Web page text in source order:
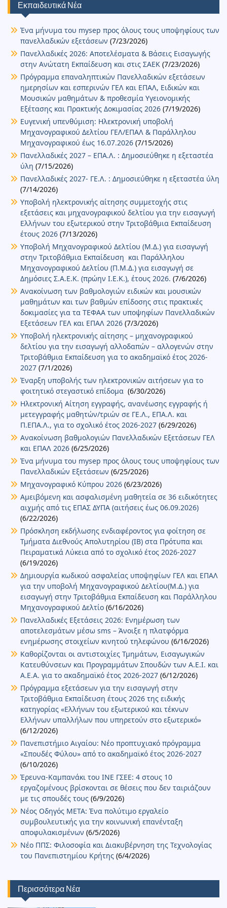
ε
Εκπαιδευτικά Νέα
Ένα μήνυμα του mysep προς όλους τους υποψηφίους των
πανελλαδικών εξετάσεων (7/23/2026)
Πανελλαδικές 2026: Αποτελέσματα & Βάσεις Εισαγωγής
στην Ανώτατη Εκπαίδευση και στις ΣΑΕΚ (7/23/2026)
Πρόγραμμα επαναληπτικών Πανελλαδικών εξετάσεων
ημερησίων και εσπερινών ΓΕΛ και ΕΠΑΛ, Ειδικών και
Μουσικών μαθημάτων & προθεσμία Υγειονομικής
Εξέτασης και Πρακτικής Δοκιμασίας 2026 (7/19/2026)
Ευγενική υπενθύμιση: Ηλεκτρονική υποβολή
Μηχανογραφικού Δελτίου ΓΕΛ/ΕΠΑΛ & Παράλληλου
Μηχανογραφικού έως 16.07.2026 (7/15/2026)
Πανελλαδικές 2027 – ΕΠΑ.Λ. : Δημοσιεύθηκε η εξεταστέα
ύλη (7/15/2026)
Πανελλαδικές 2027- ΓΕ.Λ. : Δημοσιεύθηκε η εξεταστέα ύλη
(7/14/2026)
Υποβολή ηλεκτρονικής αίτησης συμμετοχής στις
εξετάσεις και μηχανογραφικού δελτίου για την εισαγωγή
Ελλήνων του εξωτερικού στην Τριτοβάθμια Εκπαίδευση
έτους 2026 (7/13/2026)
Υποβολή Μηχανογραφικού Δελτίου (Μ.Δ.) για εισαγωγή
στην Τριτοβάθμια Εκπαίδευση και Παράλληλου
Μηχανογραφικού Δελτίου (Π.Μ.Δ.) για εισαγωγή σε
Δημόσιες Σ.Α.Ε.Κ. (πρώην Ι.Ε.Κ.), έτους 2026. (7/6/2026)
Ανακοίνωση των βαθμολογιών ειδικών και μουσικών
μαθημάτων και των βαθμών επίδοσης στις πρακτικές
δοκιμασίες για τα ΤΕΦΑΑ των υποψηφίων Πανελλαδικών
Εξετάσεων ΓΕΛ και ΕΠΑΛ 2026 (7/3/2026)
Υποβολή ηλεκτρονικής αίτησης – μηχανογραφικού
δελτίου για την εισαγωγή αλλοδαπών – αλλογενών στην
Τριτοβάθμια Εκπαίδευση για το ακαδημαϊκό έτος 2026-
2027 (7/1/2026)
Έναρξη υποβολής των ηλεκτρονικών αιτήσεων για το
φοιτητικό στεγαστικό επίδομα (6/30/2026)
Ηλεκτρονική Αίτηση εγγραφής, ανανέωσης εγγραφής ή
μετεγγραφής μαθητών/τριών σε ΓΕ.Λ., ΕΠΑ.Λ. και
Π.ΕΠΑ.Λ., για το σχολικό έτος 2026-2027 (6/29/2026)
Ανακοίνωση βαθμολογιών Πανελλαδικών Εξετάσεων ΓΕΛ
και ΕΠΑΛ 2026 (6/25/2026)
Ένα μήνυμα του mysep προς όλους τους υποψηφίους των
Πανελλαδικών Εξετάσεων (6/25/2026)
Μηχανογραφικό Κύπρου 2026 (6/23/2026)
Αμειβόμενη και ασφαλισμένη μαθητεία σε 36 ειδικότητες
αιχμής από τις ΕΠΑΣ ΔΥΠΑ (αιτήσεις έως 06.09.2026)
(6/22/2026)
Πρόσκληση εκδήλωσης ενδιαφέροντος για φοίτηση σε
Τμήματα Διεθνούς Απολυτηρίου (IB) στα Πρότυπα και
Πειραματικά Λύκεια από το σχολικό έτος 2026-2027
(6/19/2026)
Δημιουργία κωδικού ασφαλείας υποψηφίων ΓΕΛ και ΕΠΑΛ
για την υποβολή Μηχανογραφικού Δελτίου(Μ.Δ.) για
εισαγωγή στην Τριτοβάθμια Εκπαίδευση και Παράλληλου
Μηχανογραφικού Δελτίο (6/16/2026)
Πανελλαδικές Εξετάσεις 2026: Ενημέρωση των
αποτελεσμάτων μέσω sms – Άνοιξε η πλατφόρμα
ενημέρωσης στοιχείων κινητού τηλεφώνου (6/16/2026)
Καθορίζονται οι αντιστοιχίες Τμημάτων, Εισαγωγικών
Κατευθύνσεων και Προγραμμάτων Σπουδών των Α.Ε.Ι. και
Α.Ε.Α. για το ακαδημαϊκό έτος 2026-2027 (6/12/2026)
Πρόγραμμα εξετάσεων για την εισαγωγή στην
Τριτοβάθμια Εκπαίδευση έτους 2026 της ειδικής
κατηγορίας «Ελλήνων του εξωτερικού και τέκνων
Ελλήνων υπαλλήλων που υπηρετούν στο εξωτερικό»
(6/12/2026)
Πανεπιστήμιο Αιγαίου: Νέο προπτυχιακό πρόγραμμα
«Σπουδές Φύλου» από το ακαδημαϊκό έτος 2026-2027
(6/10/2026)
Έρευνα-Καμπανάκι του ΙΝΕ ΓΣΕΕ: 4 στους 10
εργαζομένους βρίσκονται σε θέσεις που δεν ταιριάζουν
με τις σπουδές τους (6/9/2026)
Νέος Οδηγός ΜΕΤΑ: Ένα πολύτιμο εργαλείο
συμβουλευτικής για την κοινωνική επανένταξη
αποφυλακισμένων (6/5/2026)
Νέο ΠΠΣ: Φιλοσοφία και Διακυβέρνηση της Τεχνολογίας
του Πανεπιστημίου Κρήτης (6/4/2026)
Περισσότερα Νέα